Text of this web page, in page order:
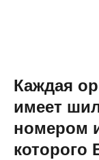
Каждая
имеет
номером
которого